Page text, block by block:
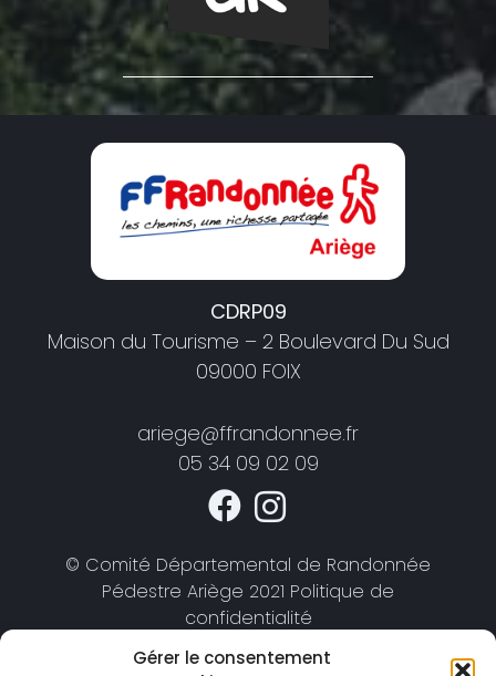
Gérer le consentement
CDRP09
Maison du Tourisme – 2 Boulevard Du Sud
09000 FOIX
ariege@ffrandonnee.fr
05 34 09 02 09
© Comité Départemental de Randonnée
Pédestre Ariège 2021 Politique de
confidentialité